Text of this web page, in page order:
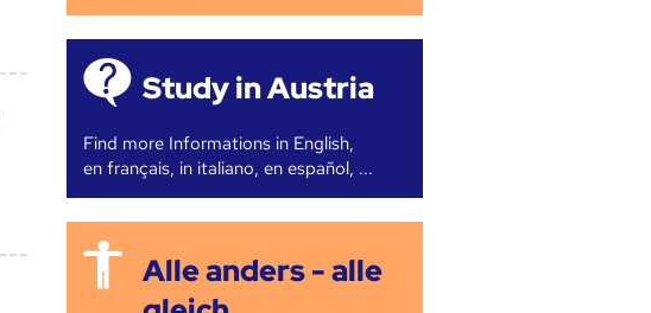
Study in Austria
Find more Informations in English,
en français, in italiano, en español, ...
Alle anders - alle